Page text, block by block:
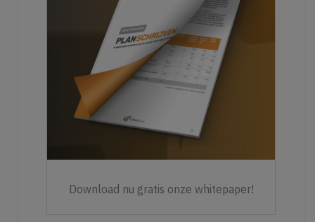
Download nu gratis onze whitepaper!